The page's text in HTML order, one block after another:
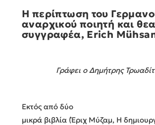
Η περίπτωση του
αναρχικού ποιητή και
συγγραφέα, Erich
Γράφει ο Δημήτρης
Εκτός από δύο
μικρά βιβλία (Έριχ Μύζαμ, Η